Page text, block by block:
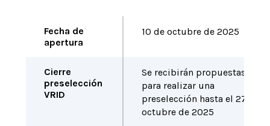
Fecha de
apertura
10 de octubrede 2025
Cierre
preselección
VRID
Se recibirán propuestas
para realizar una
preselección hasta el 27
octubrede 2025